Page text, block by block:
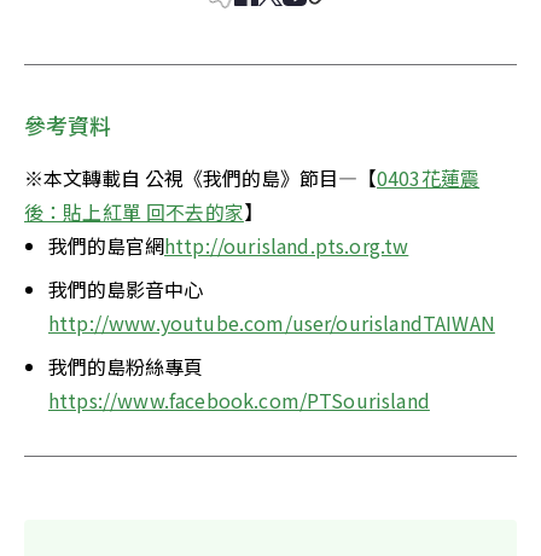
參考資料
※本文轉載自 公視《我們的島》節目—【0403花蓮震
後：貼上紅單 回不去的家】
我們的島官網http://ourisland.pts.org.tw
我們的島影音中心
http://www.youtube.com/user/ourislandTAIWAN
我們的島粉絲專頁
https://www.facebook.com/PTSourisland